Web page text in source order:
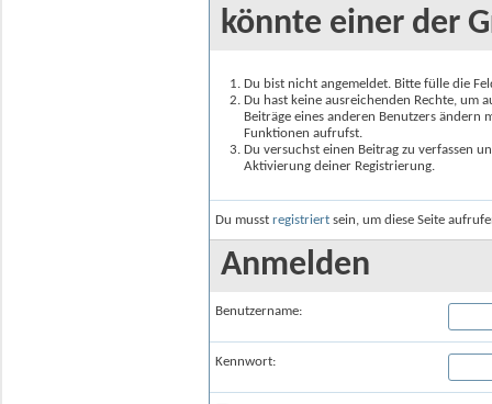
könnte einer der
Du bist nicht angemeldet. Bitte fülle die
Du hast keine ausreichenden Rechte, um
Beiträge eines anderen Benutzers
Funktionen aufrufst.
Du versuchst einen Beitrag zu verfassen
Aktivierung deiner Registrierung.
Du musst registriert sein, um diese Seite
Anmelden
Benutzername:
Kennwort: